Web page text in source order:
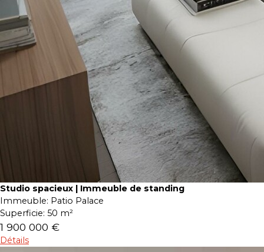
Studio spacieux | Immeuble de standing
Immeuble: Patio Palace
Superficie: 50 m²
1 900 000 €
Détails